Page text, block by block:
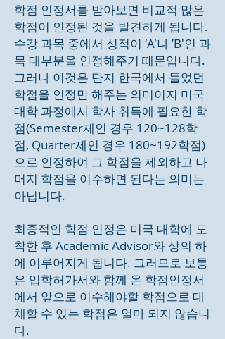
학점 인정서를 받아보면 비교적 많은
학점이 인정된 것을 발견하게 됩니다.
수강 과목 중에서 성적이 ‘A'나 ’B'인 과
목 대부분을 인정해주기 때문입니다.
그러나 이것은 단지 한국에서 들었던
학점을 인정만 해주는 의미이지 미국
대학 과정에서 학사 취득에 필요한 학
점(Semester제인 경우 120~128학
점, Quarter제인 경우 180~192학점)
으로 인정하여 그 학점을 제외하고 나
머지 학점을 이수하면 된다는 의미는
아닙니다.
최종적인 학점 인정은 미국 대학에 도
착한 후 Academic Advisor와 상의 하
에 이루어지게 됩니다. 그러므로 보통
은 입학허가서와 함께 온 학점인정서
에서 앞으로 이수해야할 학점으로 대
체할 수 있는 학점은 얼마 되지 않습니
다.